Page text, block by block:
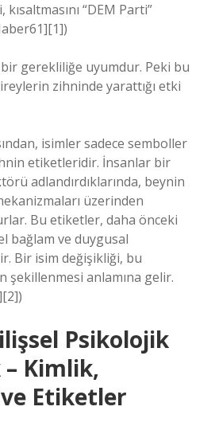
“DEM Parti”
gerekliliğe uyumdur. Peki bu
zihninde yarattığı etki
isimler sadece semboller
etiketleridir. İnsanlar bir
adlandırdıklarında, beynin
üzerinden
Bu etiketler, daha önceki
bağlam ve duygusal
Bir isim değişikliği, bu
şekillenmesi anlamına gelir.
Psikolojik
Kimlik,
Etiketler